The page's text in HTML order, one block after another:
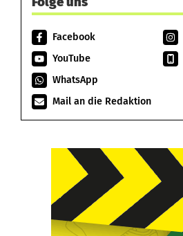
Facebook
YouTube
WhatsApp
Mail an die Redaktion